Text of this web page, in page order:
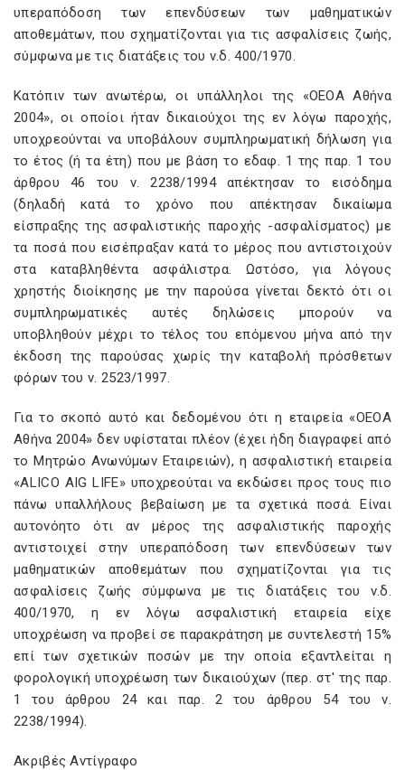
υπεραπόδοση των επενδύσεων των μαθηματικών
αποθεμάτων, που σχηματίζονται για τις ασφαλίσεις ζωής,
σύμφωνα με τις διατάξεις του ν.δ. 400/1970.
Κατόπιν των ανωτέρω, οι υπάλληλοι της «ΟΕΟΑ Αθήνα
2004», οι οποίοι ήταν δικαιούχοι της εν λόγω παροχής,
υποχρεούνται να υποβάλουν συμπληρωματική δήλωση για
το έτος (ή τα έτη) που με βάση το εδαφ. 1 της παρ. 1 του
άρθρου 46 του ν. 2238/1994 απέκτησαν το εισόδημα
(δηλαδή κατά το χρόνο που απέκτησαν δικαίωμα
είσπραξης της ασφαλιστικής παροχής -ασφαλίσματος) με
τα ποσά που εισέπραξαν κατά το μέρος που αντιστοιχούν
στα καταβληθέντα ασφάλιστρα. Ωστόσο, για λόγους
χρηστής διοίκησης με την παρούσα γίνεται δεκτό ότι οι
συμπληρωματικές αυτές δηλώσεις μπορούν να
υποβληθούν μέχρι το τέλος του επόμενου μήνα από την
έκδοση της παρούσας χωρίς την καταβολή πρόσθετων
φόρων του ν. 2523/1997.
Για το σκοπό αυτό και δεδομένου ότι η εταιρεία «ΟΕΟΑ
Αθήνα 2004» δεν υφίσταται πλέον (έχει ήδη διαγραφεί από
το Μητρώο Ανωνύμων Εταιρειών), η ασφαλιστική εταιρεία
«ALICO AIG LIFE» υποχρεούται να εκδώσει προς τους πιο
πάνω υπαλλήλους βεβαίωση με τα σχετικά ποσά. Είναι
αυτονόητο ότι αν μέρος της ασφαλιστικής παροχής
αντιστοιχεί στην υπεραπόδοση των επενδύσεων των
μαθηματικών αποθεμάτων που σχηματίζονται για τις
ασφαλίσεις ζωής σύμφωνα με τις διατάξεις του ν.δ.
400/1970, η εν λόγω ασφαλιστική εταιρεία είχε
υποχρέωση να προβεί σε παρακράτηση με συντελεστή 15%
επί των σχετικών ποσών με την οποία εξαντλείται η
φορολογική υποχρέωση των δικαιούχων (περ. στ' της παρ.
1 του άρθρου 24 και παρ. 2 του άρθρου 54 του ν.
2238/1994).
Ακριβές Αντίγραφο